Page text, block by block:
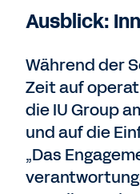
Ausblick:
Während der
Zeit auf
die IU Group
und auf die
„Das